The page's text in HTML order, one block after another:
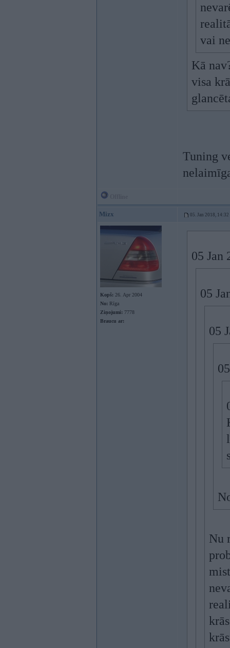
vai
Kā
visa
Tuning
Mizx 05. Jan 2018, 14:32
Kopš: 26. Apr 2004
No: Rīga
Ziņojumi: 7778
Braucu ar:
05 Jan
05
05
Nu